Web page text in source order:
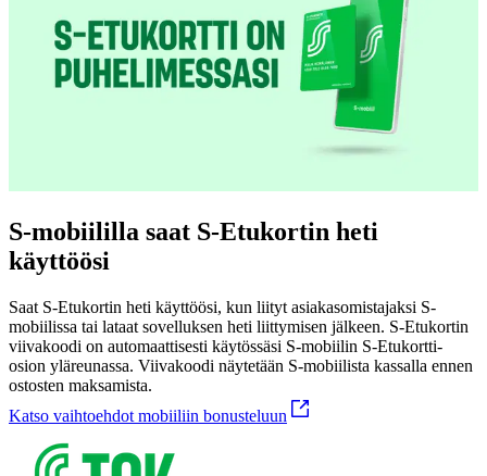
S-mobiililla saat S-Etukortin heti
käyttöösi
Saat S-Etukortin heti käyttöösi, kun liityt asiakasomistajaksi S-
mobiilissa tai lataat sovelluksen heti liittymisen jälkeen. S-Etukortin
viivakoodi on automaattisesti käytössäsi S-mobiilin S-Etukortti-
osion yläreunassa. Viivakoodi näytetään S-mobiilista kassalla ennen
ostosten maksamista.
Katso vaihtoehdot mobiiliin bonusteluun